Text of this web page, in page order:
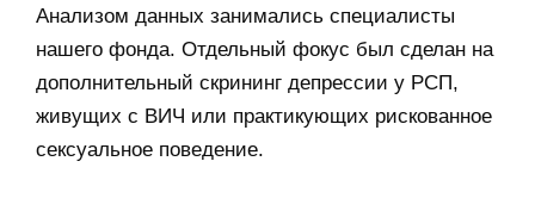
Анализом данных занимались специалисты
нашего фонда. Отдельный фокус был сделан на
дополнительный скрининг депрессии у РСП,
живущих с ВИЧ или практикующих рискованное
сексуальное поведение.